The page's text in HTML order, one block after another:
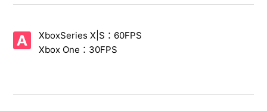
Hawaii】可以支援HDR嗎？
XboxSeries X|S：60FPS
Xbox One：30FPS